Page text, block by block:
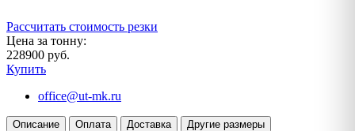
Рассчитать стоимость резки
Цена за тонну:
228900 руб.
Купить
office@ut-mk.ru
Описание Оплата Доставка Другие размеры